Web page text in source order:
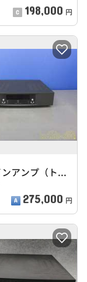
198,000 円
プリメインアンプ（トランジスター）
275,000 円